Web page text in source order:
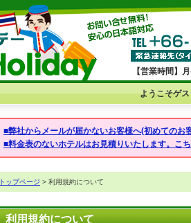
【営業時間】
ようこそゲ
■弊社からメールが届かないお客様へ(初めてのお
■料金表のないホテルはお見積りいたします。こ
トップページ > 利用規約について
利用規約について